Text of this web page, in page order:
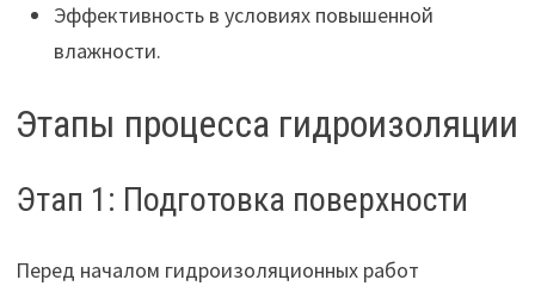
Эффективность в условиях повышенной
влажности.
Этапы процесса гидроизоляции
Этап 1: Подготовка поверхности
Перед началом гидроизоляционных работ